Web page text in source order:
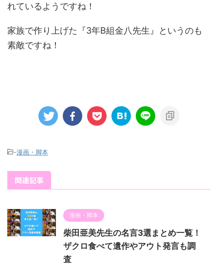
れているようですね！
家族で作り上げた『3年B組金八先生』というのも
素敵ですね！
-漫画・脚本
関連記事
漫画・脚本
柴田亜美先生の名言3選まとめ一覧！
ザクロ食べて遺作やアウト発言も調
査